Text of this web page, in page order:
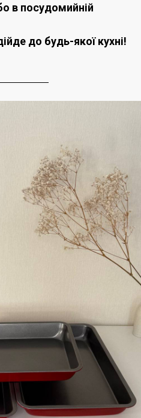
в посудомийній
до будь-якої кухні!